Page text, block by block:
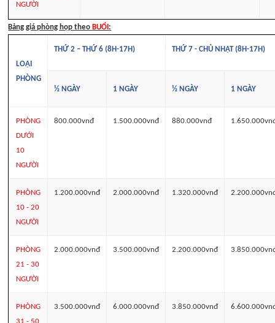
NGƯỜI
Bảng giá phòng họp theo BUỔI :
LOẠI
PHÒNG
THỨ 2 – THỨ 6 (8H-17H) THỨ 7 - CHỦ NHẬT (8H-17H)
½ NGÀY 1 NGÀY ½ NGÀY 1 NGÀY
PHÒNG
DƯỚI
10
NGƯỜI
800.000vnđ 1.500.000vnđ 880.000vnđ
PHÒNG
10 - 20
NGƯỜI
1.200.000vnđ 2.000.000vnđ 1.320.000vnđ
PHÒNG
21 - 30
NGƯỜI
2.000.000vnđ 3.500.000vnđ 2.200.000vnđ
PHÒNG
3.500.000vnđ 6.000.000vnđ 3.850.000vnđ